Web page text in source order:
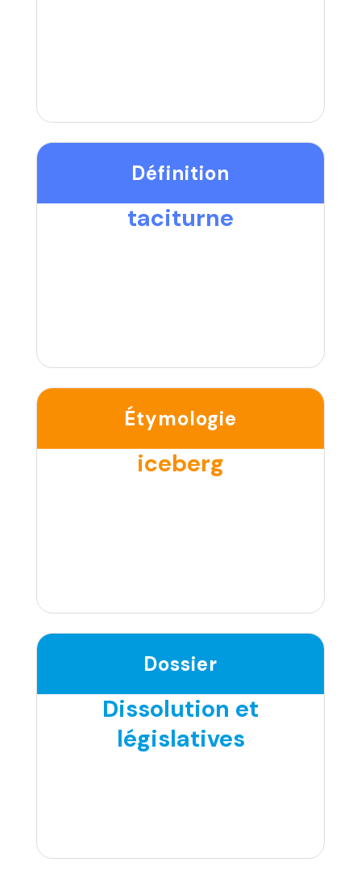
Définition
taciturne
Étymologie
iceberg
Dossier
Dissolution et
législatives